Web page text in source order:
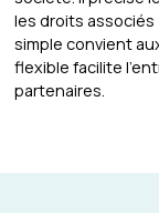
les droits
simple convient
flexible facilite
partenaires.